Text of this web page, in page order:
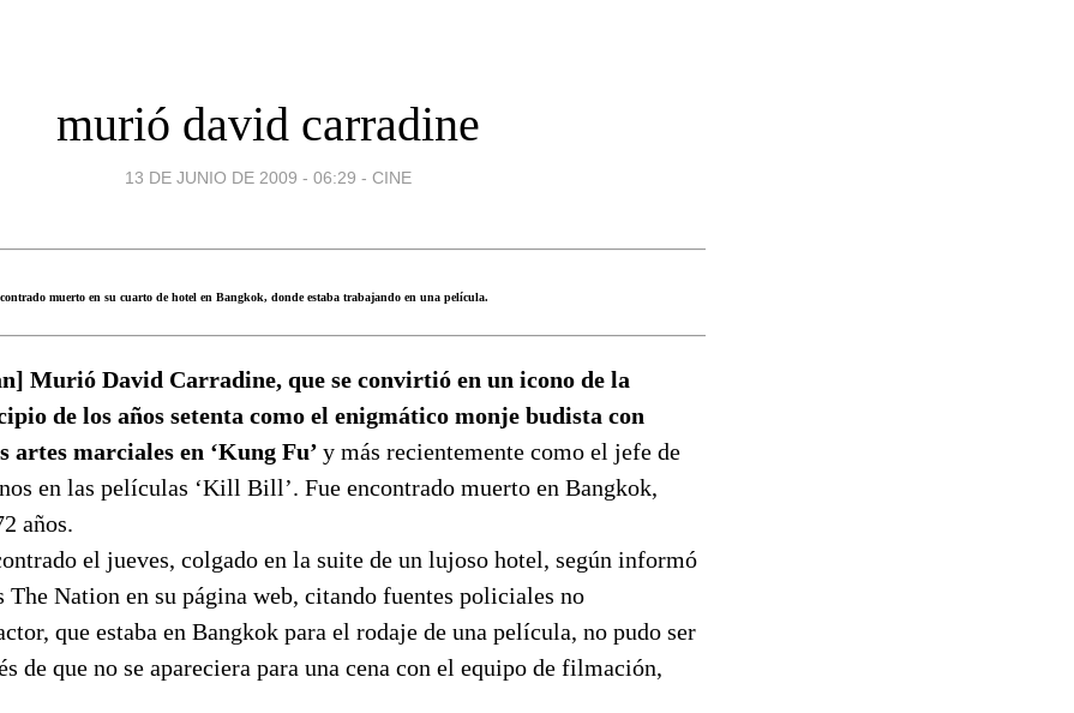
murió david carradine
13 DE JUNIO DE 2009 - 06:29 - CINE
muerto en su cuarto de hotel en Bangkok, donde estaba trabajando en una película.
Murió David Carradine, que se convirtió en un icono de la
de los años setenta como el enigmático monje budista con
artes marciales en ‘Kung Fu’ y más recientemente como el jefe de
en las películas ‘Kill Bill’. Fue encontrado muerto en Bangkok,
años.
el jueves, colgado en la suite de un lujoso hotel, según informó
Nation en su página web, citando fuentes policiales no
que estaba en Bangkok para el rodaje de una película, no pudo ser
de que no se apareciera para una cena con el equipo de filmación,